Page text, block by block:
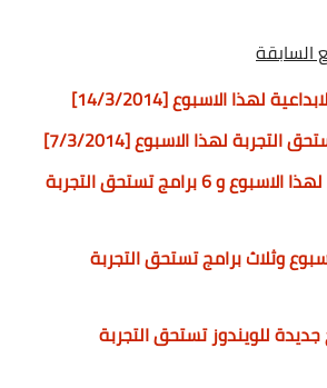
السابقة
لهذا الاسبوع [14/3/2014]
التجربة لهذا الاسبوع [7/3/2014]
البرامج الافضل لهذا الاسبوع و 6 برامج تستحق التجربة
وثلاث برامج تستحق التجربة
للويندوز تستحق التجربة